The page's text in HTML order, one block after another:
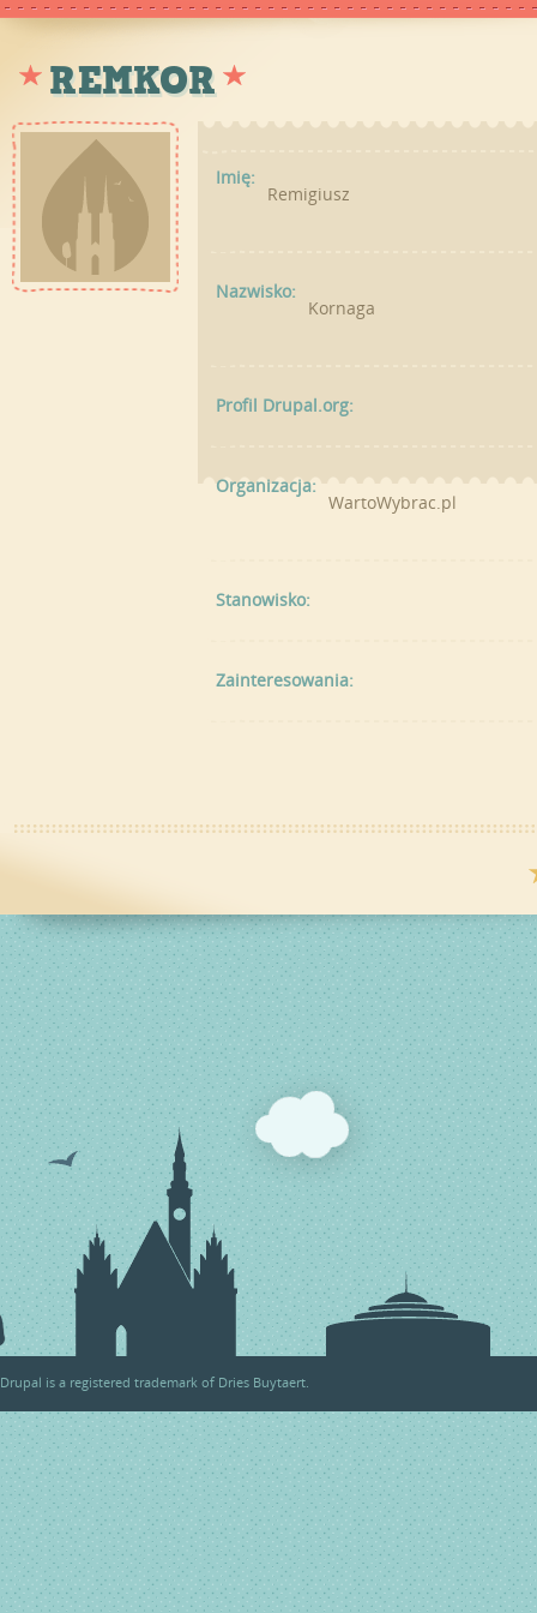
REMKOR
Imię:
Remigiusz
Nazwisko:
Kornaga
Profil Drupal.org:
Organizacja:
WartoWybrac.pl
Stanowisko:
Zainteresowania:
Drupal is a registered trademark of Dries Buytaert.